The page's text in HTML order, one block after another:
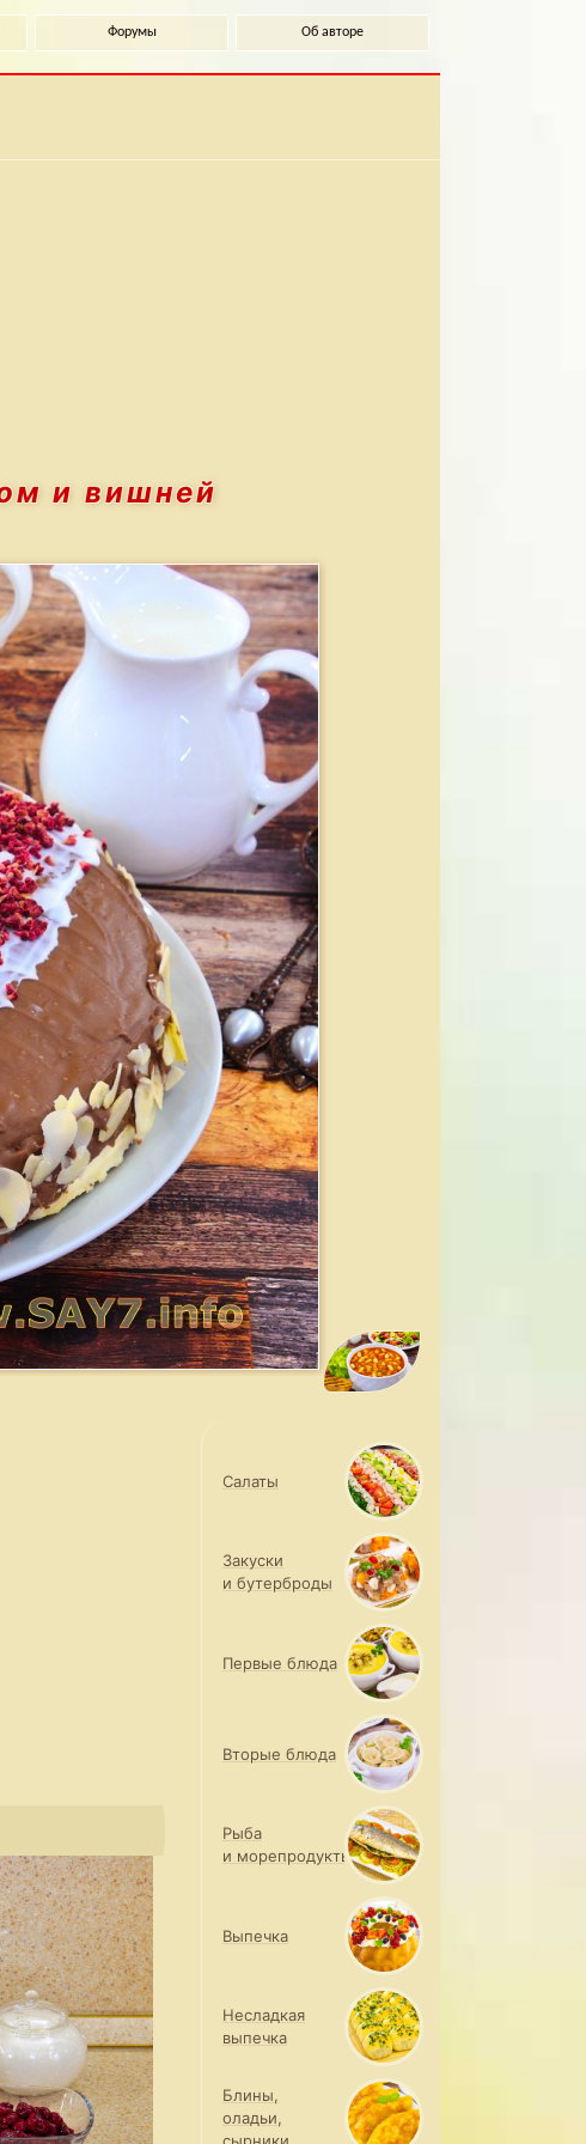
Форумы Об авторе
и вишней
Салаты
Закуски
и бутерброды
Первые блюда
Вторые блюда
Рыба
и морепродукты
Выпечка
Несладкая
выпечка
Блины,
оладьи,
сырники